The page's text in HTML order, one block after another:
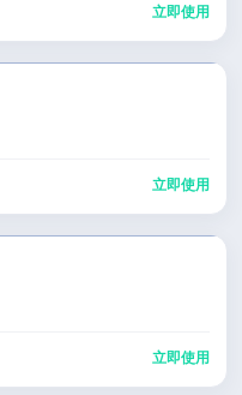
立即使用
立即使用
立即使用